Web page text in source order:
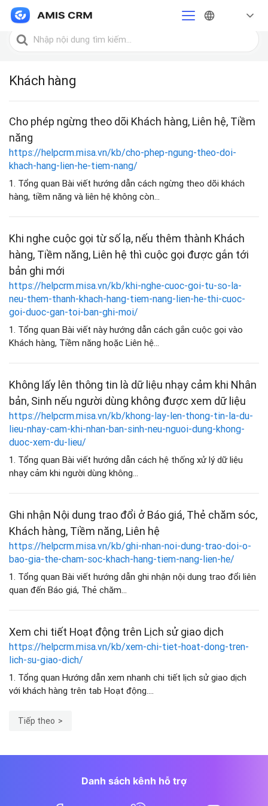
Trang chủ Khách hàng
Tìm
kiếm
Khách hàng
Cho phép ngừng theo dõi Khách hàng, Liên hệ, Tiềm
năng
https://helpcrm.misa.vn/kb/cho-phep-ngung-theo-doi-
khach-hang-lien-he-tiem-nang/
1. Tổng quan Bài viết hướng dẫn cách ngừng theo dõi khách
hàng, tiềm năng và liên hệ không còn...
Khi nghe cuộc gọi từ số lạ, nếu thêm thành Khách
hàng, Tiềm năng, Liên hệ thì cuộc gọi được gắn tới
bản ghi mới
https://helpcrm.misa.vn/kb/khi-nghe-cuoc-goi-tu-so-la-
neu-them-thanh-khach-hang-tiem-nang-lien-he-thi-cuoc-
goi-duoc-gan-toi-ban-ghi-moi/
1. Tổng quan Bài viết này hướng dẫn cách gắn cuộc gọi vào
Khách hàng, Tiềm năng hoặc Liên hệ...
Không lấy lên thông tin là dữ liệu nhạy cảm khi Nhân
bản, Sinh nếu người dùng không được xem dữ liệu
https://helpcrm.misa.vn/kb/khong-lay-len-thong-tin-la-du-
lieu-nhay-cam-khi-nhan-ban-sinh-neu-nguoi-dung-khong-
duoc-xem-du-lieu/
1. Tổng quan Bài viết hướng dẫn cách hệ thống xử lý dữ liệu
nhạy cảm khi người dùng không...
Ghi nhận Nội dung trao đổi ở Báo giá, Thẻ chăm sóc,
Khách hàng, Tiềm năng, Liên hệ
https://helpcrm.misa.vn/kb/ghi-nhan-noi-dung-trao-doi-o-
bao-gia-the-cham-soc-khach-hang-tiem-nang-lien-he/
1. Tổng quan Bài viết hướng dẫn ghi nhận nội dung trao đổi liên
quan đến Báo giá, Thẻ chăm...
Xem chi tiết Hoạt động trên Lịch sử giao dịch
https://helpcrm.misa.vn/kb/xem-chi-tiet-hoat-dong-tren-
lich-su-giao-dich/
1. Tổng quan Hướng dẫn xem nhanh chi tiết lịch sử giao dịch
với khách hàng trên tab Hoạt động....
Tiếp theo
Danh sách kênh hỗ trợ